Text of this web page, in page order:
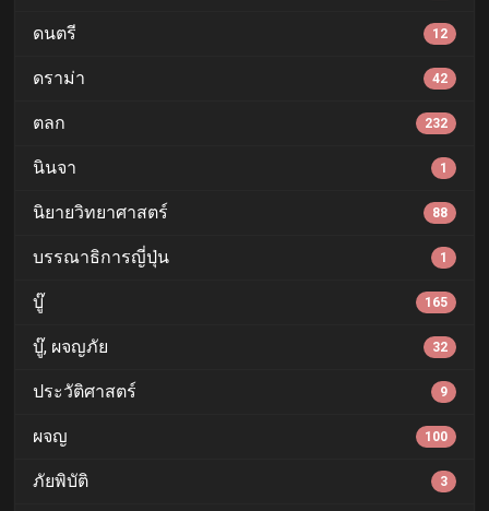
ดนตรี 12
ดราม่า 42
ตลก 232
นินจา 1
นิยายวิทยาศาสตร์ 88
บรรณาธิการญี่ปุ่น 1
บู๊ 165
บู๊, ผจญภัย 32
ประวัติศาสตร์ 9
ผจญ 100
ภัยพิบัติ 3